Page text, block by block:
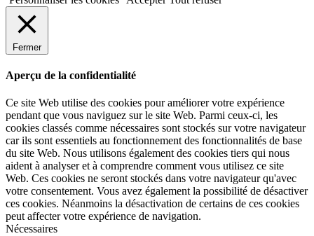
Fermer
Aperçu de la confidentialité
Ce site Web utilise des cookies pour améliorer votre expérience
pendant que vous naviguez sur le site Web. Parmi ceux-ci, les
cookies classés comme nécessaires sont stockés sur votre navigateur
car ils sont essentiels au fonctionnement des fonctionnalités de base
du site Web. Nous utilisons également des cookies tiers qui nous
aident à analyser et à comprendre comment vous utilisez ce site
Web. Ces cookies ne seront stockés dans votre navigateur qu'avec
votre consentement. Vous avez également la possibilité de désactiver
ces cookies. Néanmoins la désactivation de certains de ces cookies
peut affecter votre expérience de navigation.
Nécessaires